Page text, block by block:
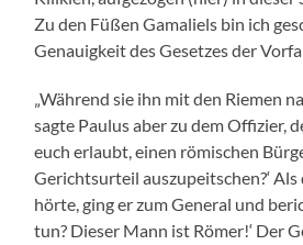
Zu den Füßen Gamaliels bin ich
Genauigkeit des Gesetzes der
„Während sie ihn mit den Riemen
sagte Paulus aber zu dem Offizier,
euch erlaubt, einen römischen
Gerichtsurteil auszupeitschen?‘
hörte, ging er zum General und
tun? Dieser Mann ist Römer!‘ Der